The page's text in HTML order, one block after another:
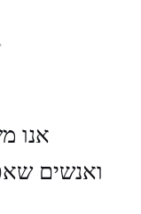
ואנשים